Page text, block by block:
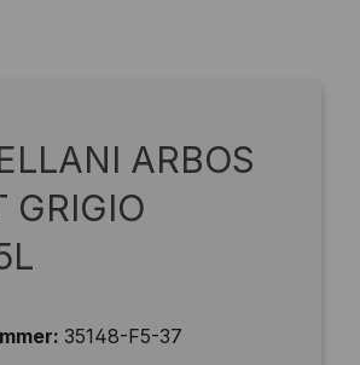
ARBOS
GRIGIO
35148-F5-37